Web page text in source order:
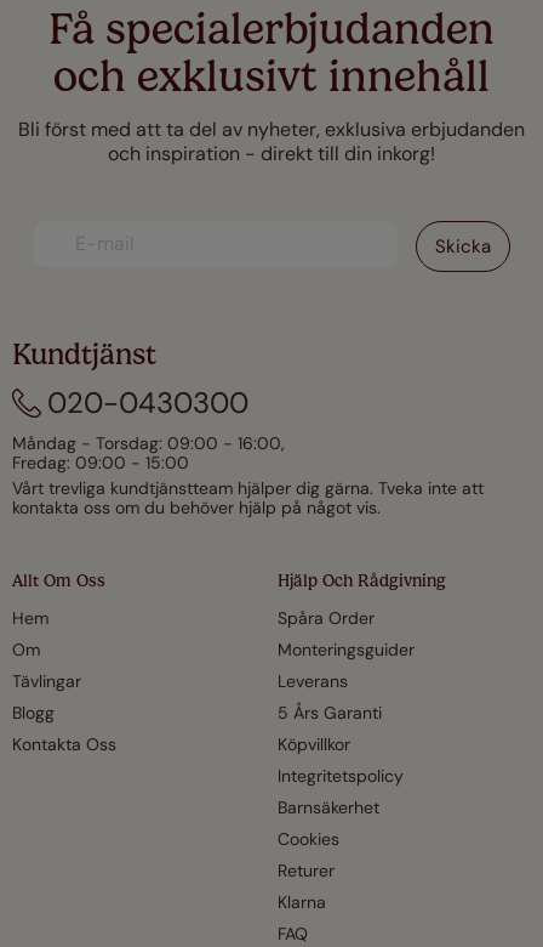
Få specialerbjudanden
och exklusivt innehåll
Bli först med att ta del av nyheter, exklusiva erbjudanden
och inspiration - direkt till din inkorg!
Allt Om Oss
Hem
Om
Tävlingar
Blogg
Kontakta Oss
Hjälp Och Rådgivning
Spåra Order
Monteringsguider
Leverans
5 Års Garanti
Köpvillkor
Integritetspolicy
Barnsäkerhet
Cookies
Returer
Klarna
FAQ
Kundtjänst
020-0430300
Måndag - Torsdag: 09:00 - 16:00,
Fredag: 09:00 - 15:00
Vårt trevliga kundtjänstteam hjälper dig gärna. Tveka inte att
kontakta oss om du behöver hjälp på något vis.